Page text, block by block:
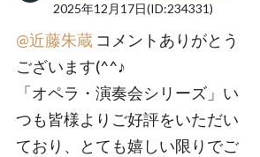
2025年12月17日(ID:234331)
@近藤朱蔵 コメントありがとう
ございます(^^♪
「オペラ・演奏会シリーズ」い
つも皆様よりご好評をいただい
ており、とても嬉しい限りでご